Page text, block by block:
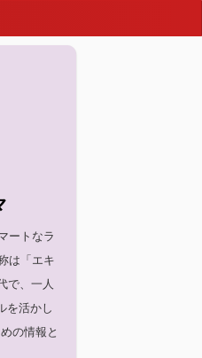
ートなラ
は「エキ
で、一人
を活かし
の情報と